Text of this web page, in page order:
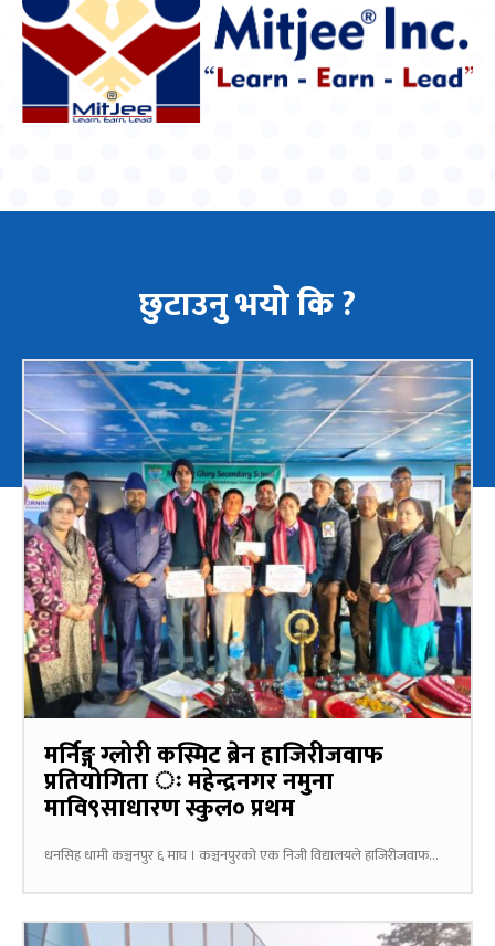
छुटाउनु भयो कि ?
मर्निङ्ग ग्लोरी कस्मिट ब्रेन हाजिरीजवाफ
प्रतियोगिता ः महेन्द्रनगर नमुना
मावि९साधारण स्कुल० प्रथम
धनसिह धामी कञ्चनपुर ६ माघ । कञ्चनपुरको एक निजी विद्यालयले हाजिरीजवाफ...